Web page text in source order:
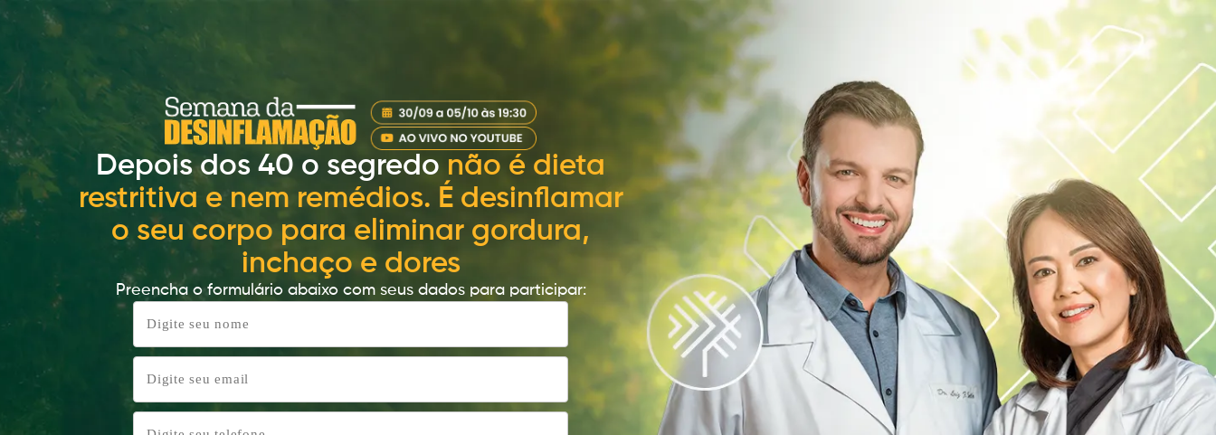
Depois dos 40 o segredo não é dieta
restritiva e nem remédios. É desinflamar
o seu corpo para eliminar gordura,
inchaço e dores
Preencha o formulário abaixo com seus dados para participar: